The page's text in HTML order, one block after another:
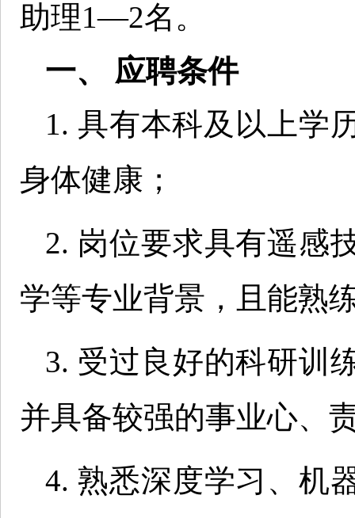
助理1—2名。
一、 应聘条件
1. 具有本科及以上学
身体健康；
2. 岗位要求具有遥感
学等专业背景，且能熟
3. 受过良好的科研训
并具备较强的事业心、
4. 熟悉深度学习、机